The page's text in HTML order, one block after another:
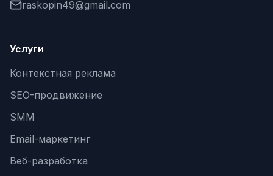
Контент для соцсетей
Статьи и блоги
raskopin49@gmail.com
Услуги
Контекстная реклама
SEO-продвижение
SMM
Email-маркетинг
Веб-разработка